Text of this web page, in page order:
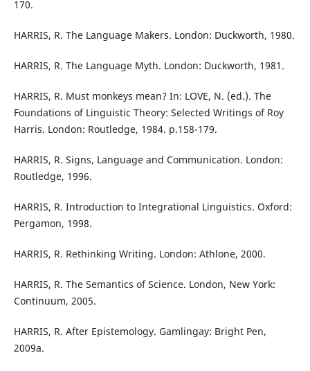
170.
HARRIS, R. The Language Makers. London: Duckworth, 1980.
HARRIS, R. The Language Myth. London: Duckworth, 1981.
HARRIS, R. Must monkeys mean? In: LOVE, N. (ed.). The
Foundations of Linguistic Theory: Selected Writings of Roy
Harris. London: Routledge, 1984. p.158-179.
HARRIS, R. Signs, Language and Communication. London:
Routledge, 1996.
HARRIS, R. Introduction to Integrational Linguistics. Oxford:
Pergamon, 1998.
HARRIS, R. Rethinking Writing. London: Athlone, 2000.
HARRIS, R. The Semantics of Science. London, New York:
Continuum, 2005.
HARRIS, R. After Epistemology. Gamlingay: Bright Pen,
2009a.